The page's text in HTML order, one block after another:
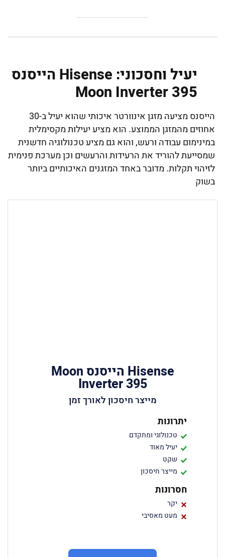
יעיל וחסכוני: Hisense הייסנס
Moon Inverter 395
הייסנס מציעה מזגן אינוורטר איכותי שהוא יעיל ב-30
אחוזים מהמזגן הממוצע. הוא מציע יעילות מקסימלית
במינימום עבודה ורעש, והוא גם מציע טכנולוגיה חדשנית
שמסייעת להוריד את הרעידות והרעשים וכן מערכת פנימית
לזיהוי תקלות. מדובר באחד המזגנים האיכותיים ביותר
בשוק
Hisense הייסנס Moon
Inverter 395
מייצר חיסכון לאורך זמן
יתרונות
טכנולוגי ומתקדם
יעיל מאוד
שקט
מייצר חיסכון
חסרונות
יקר
מעט מאסיבי